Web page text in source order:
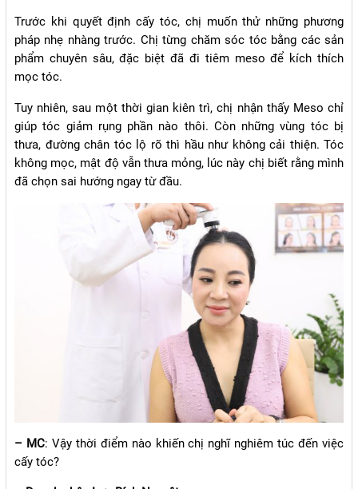
Trước khi quyết định cấy tóc, chị muốn thử những phương
pháp nhẹ nhàng trước. Chị từng chăm sóc tóc bằng các sản
phẩm chuyên sâu, đặc biệt đã đi tiêm meso để kích thích
mọc tóc.
Tuy nhiên, sau một thời gian kiên trì, chị nhận thấy Meso chỉ
giúp tóc giảm rụng phần nào thôi. Còn những vùng tóc bị
thưa, đường chân tóc lộ rõ thì hầu như không cải thiện. Tóc
không mọc, mật độ vẫn thưa mỏng, lúc này chị biết rằng mình
đã chọn sai hướng ngay từ đầu.
– MC: Vậy thời điểm nào khiến chị nghĩ nghiêm túc đến việc
cấy tóc?